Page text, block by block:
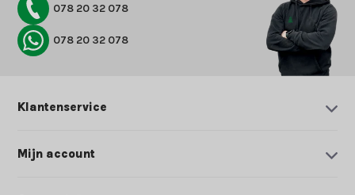
078 20 32 078
078 20 32 078
Klantenservice
Mijn account